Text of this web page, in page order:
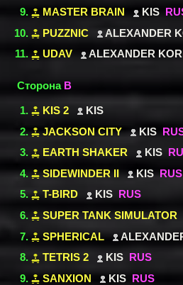
MASTER BRAIN
KIS
PUZZNIC
ALEXANDER
UDAV
ALEXANDER
Сторона B
KIS 2
KIS
JACKSON CITY
KIS
EARTH SHAKER
KIS
SIDEWINDER II
KIS RUS
T-BIRD
KIS RUS
SUPER TANK SIMULATOR
SPHERICAL
TETRIS 2
KIS RUS
SANXION
KIS RUS